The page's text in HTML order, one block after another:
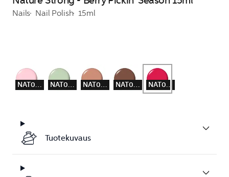
Nails Nail Polish 15ml
NAT043 NAT046 NAT047 NAT048 NAT049
Tuotekuvaus